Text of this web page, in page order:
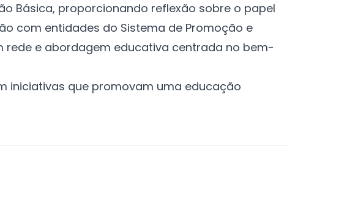
Básica, proporcionando reflexão sobre o papel
com entidades do Sistema de Promoção e
e abordagem educativa centrada no bem-
iniciativas que promovam uma educação